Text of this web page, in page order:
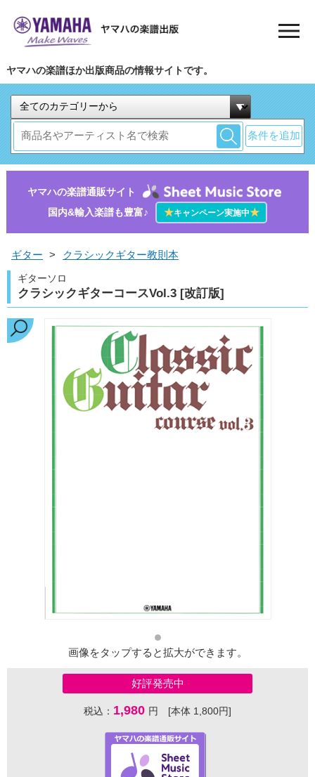
ヤマハの楽譜ほか出版商品の情報サイトです。
条件を追加
ヤマハの楽譜通販サイト
国内&輸入楽譜も豊富♪
★キャンペーン実施中★
ギター > クラシックギター教則本
ギターソロ
クラシックギターコースVol.3 [改訂版]
画像をタップすると拡大ができます。
好評発売中
税込： 1,980 円 [本体 1,800円]